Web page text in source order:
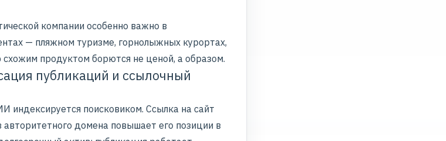
компании особенно важно в
— пляжном туризме, горнолыжных курортах,
схожим продуктом борются не ценой, а образом.
публикаций и ссылочный
индексируется поисковиком. Ссылка на сайт
авторитетного домена повышает его позиции в